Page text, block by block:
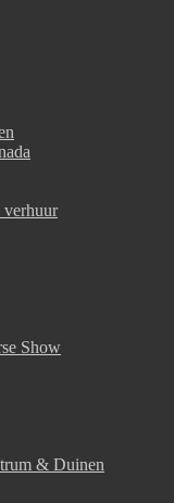
verhuur
Show
& Duinen